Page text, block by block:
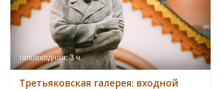
пешеходная: 3 ч.
Третьяковская галерея: входной